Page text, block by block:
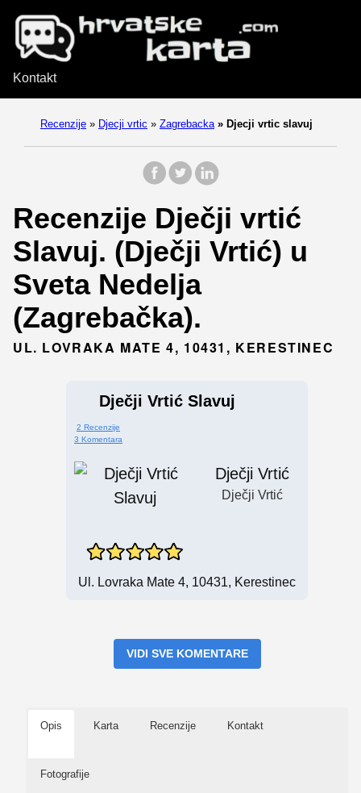
Kontakt
Recenzije » Djecji vrtic » Zagrebacka » Djecji vrtic slavuj
Recenzije Dječji vrtić
Slavuj. (Dječji Vrtić) u
Sveta Nedelja
(Zagrebačka).
UL. LOVRAKA MATE 4, 10431, KERESTINEC
Dječji Vrtić Slavuj
2 Recenzije
3 Komentara
Dječji Vrtić
Dječji Vrtić
Ul. Lovraka Mate 4, 10431, Kerestinec
VIDI SVE KOMENTARE
Opis Karta Recenzije Kontakt
Fotografije